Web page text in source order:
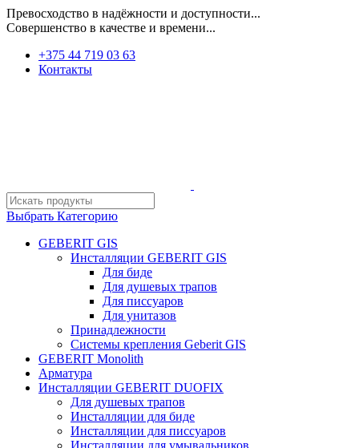
Превосходство в надёжности и доступности...
Совершенство в качестве и времени...
+375 44 719 03 63
Контакты
Выбрать Категорию
GEBERIT GIS
Инсталляции GEBERIT GIS
Для биде
Для душевых трапов
Для писсуаров
Для унитазов
Принадлежности
Системы крепления Geberit GIS
GEBERIT Monolith
Арматура
Инсталляции GEBERIT DUOFIX
Для душевых трапов
Инсталляции для биде
Инсталляции для писсуаров
Инсталляции для умывальников